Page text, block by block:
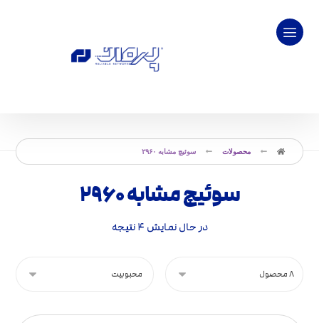
محصولات سوئیچ مشابه ۲۹۶۰
سوئیچ مشابه ۲۹۶۰
در حال نمایش ۴ نتیجه